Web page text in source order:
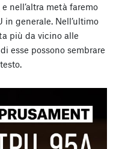
e nell’altra metà faremo
generale. Nell’ultimo
più da vicino alle
esse possono sembrare